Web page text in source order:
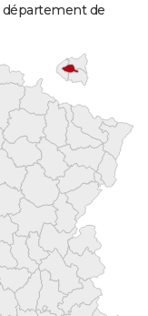
département de